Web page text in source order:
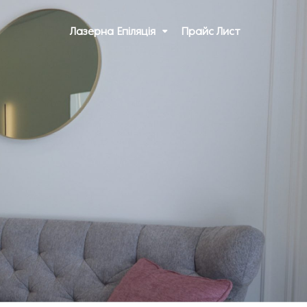
Лазерна Епіляція Прайс Лист